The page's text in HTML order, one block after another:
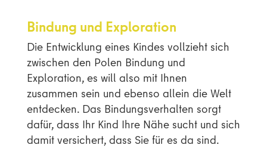
Bindung und Exploration
Die Entwicklung eines Kindes vollzieht sich
zwischen den Polen Bindung und
Exploration, es will also mit Ihnen
zusammen sein und ebenso allein die Welt
entdecken. Das Bindungsverhalten sorgt
dafür, dass Ihr Kind Ihre Nähe sucht und sich
damit versichert, dass Sie für es da sind.